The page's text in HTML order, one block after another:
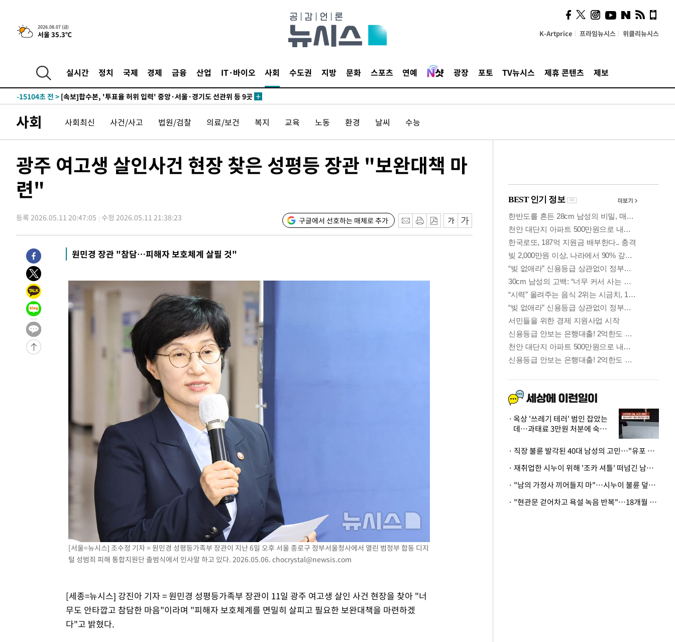
2026.08.07 (금)
서울 35.3℃ K-Artprice 프라임뉴시스 위클리뉴시스
실시간 정치 국제 경제 금융 산업 IT·바이오 사회 수도권 지방 문화 스포츠 연예 광장 포토 TV뉴시스 제휴 콘텐츠 제보
-21666초 전 >[속보]종합특검, '관저이전 봐주기 감사' 유병호 구속기소
-18266초 전 >민주 콩고 에볼라환자 4천명 돌파, 4053명 발생 1850명 사망
-16710초 전 >
"미 전국적 살모네라 식중독 원인은 멕시코산 할라피뇨"-- CDC
-15223초 전 >
-15104초 전 > [속보]합수본, '투표율 허위 입력' 중앙·서울·경기도 선관위 등 9곳
-14655초 전 >
[속보]삼성전자·SK하이닉스 동반 강보합…1%대 상승 출발
-14641초 전 >[속보]코스닥, 5.95포인트(0.74%) 상승한 807.62개장
-11774초 전 >시리아 다마스쿠스 교외에서 미니버스 폭발.. 14명 부상, 3명은 중
-11072초 전 >
-6036초 전 >
효
-2902초 전 >[속보]트럼프, 美 원정출산 금지 행정명령 서명
-602초 전 >[속보] 뉴욕증시, 일제 하락 마감…나스닥 0.06%↓
-29335초 전 >
[속보]국힘 윤리위, '돌려차기 발언' 진종오·서범수 징계 절차 개시
-24660초 전 >
25.3%↑
-21820초 전 >
[속보]'채상병 순직 책임' 임성근, 항소심도 징역 3년
-21686초 전 >
[속보]종합특검, '관저이전 봐주기 감사' 유병호 구속기소
-18286초 전 >
민주 콩고 에볼라환자 4천명 돌파, 4053명 발생 1850명 사망
-17536초 전 >
[속보]'300억원대 사기 혐의' 차가원 대표 구속 송치
-16730초 전 >
"미 전국적 살모네라 식중독 원인은 멕시코산 할라피뇨"-- CDC
-15243초 전 >
[속보]경찰·노동부, HL만도 평택사업장 끼임 사망 관련 압수수색
[속보]합수본, '투표율 허위 입력' 중앙·서울·경기도 선관위 등 9곳
[속보]원·달러 환율, 오전 9시 1423.8원
[속보]삼성전자·SK하이닉스 동반 강보합…1%대 상승 출발
[속보]코스닥, 5.95포인트(0.74%) 상승한 807.62개장
[속보]코스피, 6300선 재탈환…1.09% 오른 6365.07 개장
시리아 다마스쿠스 교외에서 미니버스 폭발.. 14명 부상, 3명은 중
입추에도 극한더위…서울 낮 39도 '폭염중대경보'
이란, 호르무즈서 "적국 목표물들"과 대치로 남부 케슘섬에서 두차
[속보]美, 폴리실리콘 수입 규제…파생제품 15% 관세, 120일 후 발
[속보]트럼프, 美 원정출산 금지 행정명령 서명
[속보] 뉴욕증시, 일제 하락 마감…나스닥 0.06%↓
사회 사회최신 사건/사고 법원/검찰 의료/보건 복지 교육 노동 환경 날씨 수능
광주 여고생 살인사건 현장 찾은 성평등 장관 "보완대책 마
련"
등록 2026.05.11 20:47:05 수정 2026.05.11 21:38:23 구글에서 선호하는 매체로 추가
원민경 장관 "참담…피해자 보호체계 살필 것"
[서울=뉴시스] 조수정 기자 = 원민경 성평등가족부 장관이 지난 6일 오후 서울 종로구 정부서울청사에서 열린 범정부 합동 디지
털 성범죄 피해 통합지원단 출범식에서 인사말 하고 있다. 2026.05.06. chocrystal@newsis.com
[세종=뉴시스] 강진아 기자 = 원민경 성평등가족부 장관이 11일 광주 여고생 살인 사건 현장을 찾아 "너
무도 안타깝고 참담한 마음"이라며 "피해자 보호체계를 면밀히 살피고 필요한 보완대책을 마련하겠
다"고 밝혔다.
시, 스마트폰 액세서리에
NFC 더했다
옥상 '쓰레기 테러' 범인 잡았는
데…과태료 3만원 처분에 숙박업
· 직장 불륜 발각된 40대 남성의 고민…"유포 동료 명예훼손·협박죄 고소 가능할까"
· 재취업한 시누이 위해 '조카 셔틀' 떠넘긴 남편…아내 "난 못한다"
· "남의 가정사 끼어들지 마"…시누이 불륜 덮으려는 남편에 억울한 아내
· "현관문 걷어차고 욕설 녹음 반복"…18개월 아기 키우는 집 뒤흔든 '앞집의 비극'